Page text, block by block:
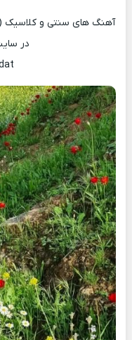
آهنگ های سنتی و کلاسیک
در